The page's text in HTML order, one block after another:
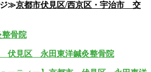
ジ≫京都市伏見区/西京区・宇治市 交
整骨院
伏見区 永田東洋鍼灸整骨院